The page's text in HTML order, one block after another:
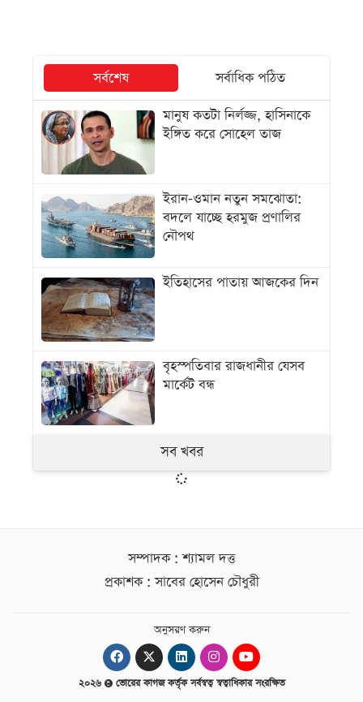
সর্বশেষ
সর্বাধিক পঠিত
মানুষ কতটা নির্লজ্জ, হাসিনাকে
ইঙ্গিত করে সোহেল তাজ
ইরান-ওমান নতুন সমঝোতা:
বদলে যাচ্ছে হরমুজ প্রণালির
নৌপথ
ইতিহাসের পাতায় আজকের দিন
বৃহস্পতিবার রাজধানীর যেসব
মার্কেট বন্ধ
সব খবর
সম্পাদক : শ্যামল দত্ত
প্রকাশক : সাবের হোসেন চৌধুরী
অনুসরণ করুন
২০২৬ ভোরের কাগজ কর্তৃক সর্বস্বত্ব স্বত্বাধিকার সংরক্ষিত